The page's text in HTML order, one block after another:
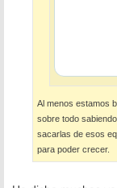
Al menos estamos
sobre todo
sacarlas de esos
para poder crecer.